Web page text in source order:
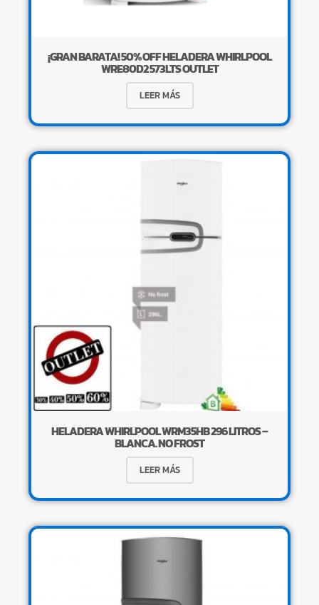
¡GRAN BARATA! 50% OFF HELADERA WHIRLPOOL
WRE80D2 573LTS OUTLET
LEER MÁS
HELADERA WHIRLPOOL WRM35HB 296 LITROS –
BLANCA. NO FROST
LEER MÁS